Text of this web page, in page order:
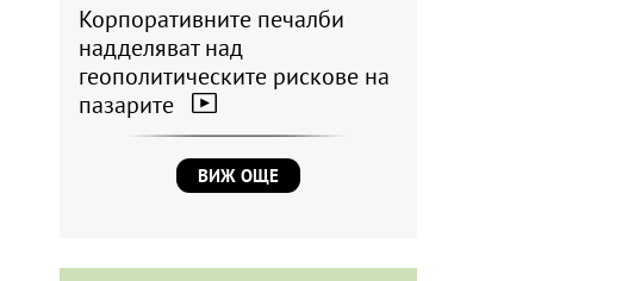
Корпоративните печалби
надделяват над
геополитическите рискове на
пазарите
ВИЖ ОЩЕ